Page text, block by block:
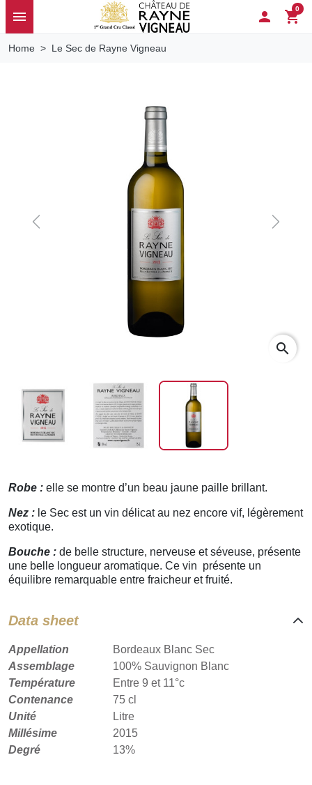
menu  shopping_cart
0
Home Le Sec de Rayne Vigneau
Previous Next
search
Robe : elle se montre d’un beau jaune paille brillant.
Nez : le Sec est un vin délicat au nez encore vif, légèrement
exotique.
Bouche : de belle structure, nerveuse et séveuse, présente
une belle longueur aromatique. Ce vin présente un
équilibre remarquable entre fraicheur et fruité.
Data sheet
Appellation
Bordeaux Blanc Sec
Assemblage
100% Sauvignon Blanc
Température
Entre 9 et 11°c
Contenance
75 cl
Unité
Litre
Millésime
2015
Degré
13%